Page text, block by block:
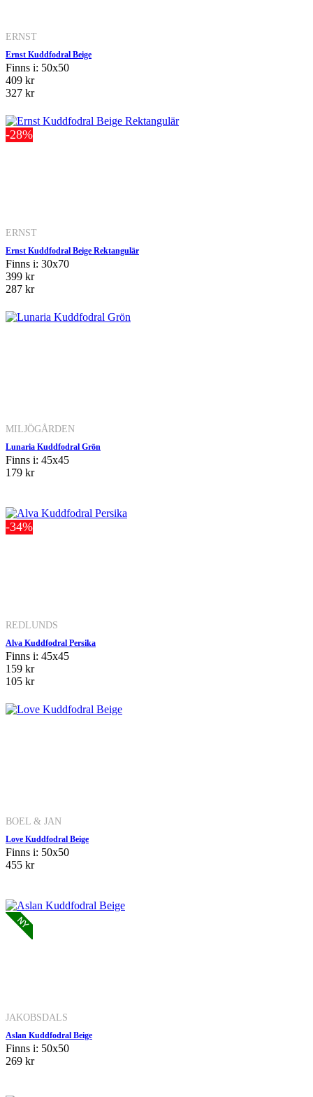
ERNST
Ernst Kuddfodral Beige
Finns i: 50x50
409 kr
327 kr
-28%
ERNST
Ernst Kuddfodral Beige Rektangulär
Finns i: 30x70
399 kr
287 kr
MILJÖGÅRDEN
Lunaria Kuddfodral Grön
Finns i: 45x45
179 kr
-34%
REDLUNDS
Alva Kuddfodral Persika
Finns i: 45x45
159 kr
105 kr
BOEL & JAN
Love Kuddfodral Beige
Finns i: 50x50
455 kr
JAKOBSDALS
Aslan Kuddfodral Beige
Finns i: 50x50
269 kr